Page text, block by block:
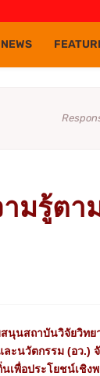
NEWS
มรู้ตา
นุนสถาบันวิจัยวิทย
ะนวัตกรรม (อว.)
พื่อประโยชน์เชิง